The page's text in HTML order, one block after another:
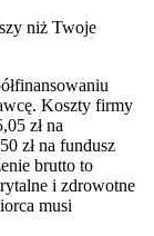
niż Twoje
Koszty firmy
zł na
zł na fundusz
brutto to
i zdrowotne
musi